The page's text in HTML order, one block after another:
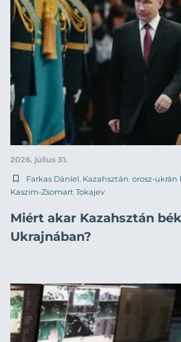
2026. július 31.
Farkas Dániel, Kazahsztán, orosz-ukrán
Kaszim-Zsomart Tokajev
Miért akar Kazahsztán
Ukrajnában?